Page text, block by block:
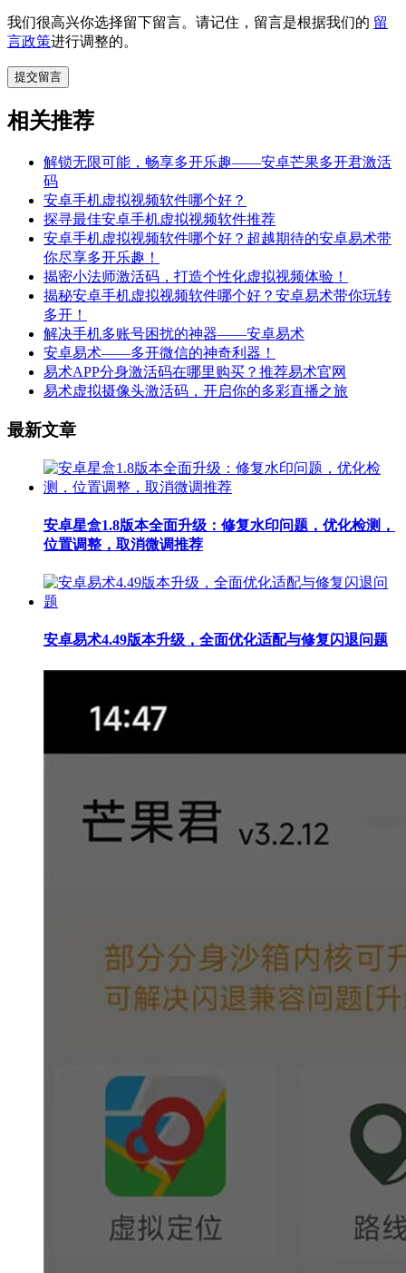
我们很高兴你选择留下留言。请记住，留言是根据我们的 留
言政策进行调整的。
相关推荐
解锁无限可能，畅享多开乐趣——安卓芒果多开君激活
码
安卓手机虚拟视频软件哪个好？
探寻最佳安卓手机虚拟视频软件推荐
安卓手机虚拟视频软件哪个好？超越期待的安卓易术带
你尽享多开乐趣！
揭密小法师激活码，打造个性化虚拟视频体验！
揭秘安卓手机虚拟视频软件哪个好？安卓易术带你玩转
多开！
解决手机多账号困扰的神器——安卓易术
安卓易术——多开微信的神奇利器！
易术APP分身激活码在哪里购买？推荐易术官网
易术虚拟摄像头激活码，开启你的多彩直播之旅
最新文章
安卓星盒1.8版本全面升级：修复水印问题，优化检测，
位置调整，取消微调推荐
安卓易术4.49版本升级，全面优化适配与修复闪退问题